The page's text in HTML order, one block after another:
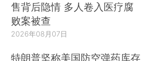
售背后隐情 多人卷入医疗腐
败案被查
2026年08月07日
特朗普坚称美国防空弹药库存